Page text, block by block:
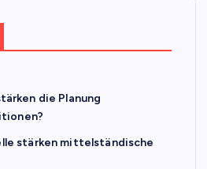
die Planung
stärken mittelständische